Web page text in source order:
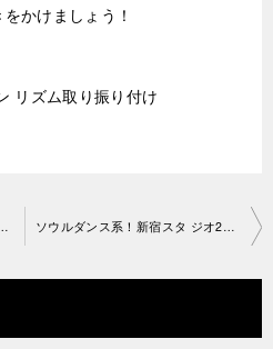
かけましょう！
リズム取り振り付け